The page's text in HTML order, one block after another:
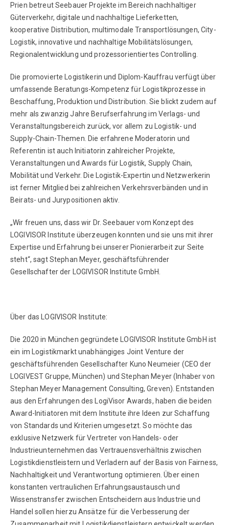
Prien betreut Seebauer Projekte im Bereich nachhaltiger
Güterverkehr, digitale und nachhaltige Lieferketten,
kooperative Distribution, multimodale Transportlösungen, City-
Logistik, innovative und nachhaltige Mobilitätslösungen,
Regionalentwicklung und prozessorientiertes Controlling.
Die promovierte Logistikerin und Diplom-Kauffrau verfügt über
umfassende Beratungs-Kompetenz für Logistikprozesse in
Beschaffung, Produktion und Distribution. Sie blickt zudem auf
mehr als zwanzig Jahre Berufserfahrung im Verlags- und
Veranstaltungsbereich zurück, vor allem zu Logistik- und
Supply-Chain-Themen. Die erfahrene Moderatorin und
Referentin ist auch Initiatorin zahlreicher Projekte,
Veranstaltungen und Awards für Logistik, Supply Chain,
Mobilität und Verkehr. Die Logistik-Expertin und Netzwerkerin
ist ferner Mitglied bei zahlreichen Verkehrsverbänden und in
Beirats- und Jurypositionen aktiv.
„Wir freuen uns, dass wir Dr. Seebauer vom Konzept des
LOGIVISOR Institute überzeugen konnten und sie uns mit ihrer
Expertise und Erfahrung bei unserer Pionierarbeit zur Seite
steht“, sagt Stephan Meyer, geschäftsführender
Gesellschafter der LOGIVISOR Institute GmbH.
Über das LOGIVISOR Institute:
Die 2020 in München gegründete LOGIVISOR Institute GmbH ist
ein im Logistikmarkt unabhängiges Joint Venture der
geschäftsführenden Gesellschafter Kuno Neumeier (CEO der
LOGIVEST Gruppe, München) und Stephan Meyer (Inhaber von
Stephan Meyer Management Consulting, Greven). Entstanden
aus den Erfahrungen des LogiVisor Awards, haben die beiden
Award-Initiatoren mit dem Institute ihre Ideen zur Schaffung
von Standards und Kriterien umgesetzt. So möchte das
exklusive Netzwerk für Vertreter von Handels- oder
Industrieunternehmen das Vertrauensverhältnis zwischen
Logistikdienstleistern und Verladern auf der Basis von Fairness,
Nachhaltigkeit und Verantwortung optimieren. Über einen
konstanten vertraulichen Erfahrungsaustausch und
Wissenstransfer zwischen Entscheidern aus Industrie und
Handel sollen hierzu Ansätze für die Verbesserung der